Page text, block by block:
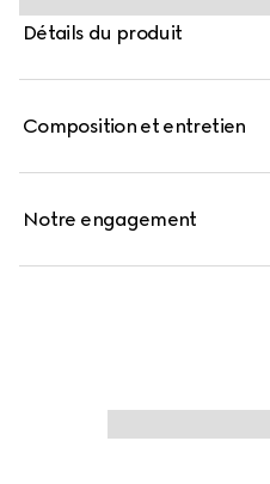
Double G couleur métal
Détails du produit
Composition et entretien
Notre engagement